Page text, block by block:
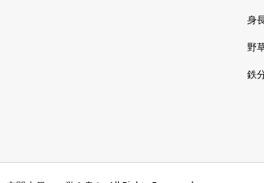
身
野
鉄